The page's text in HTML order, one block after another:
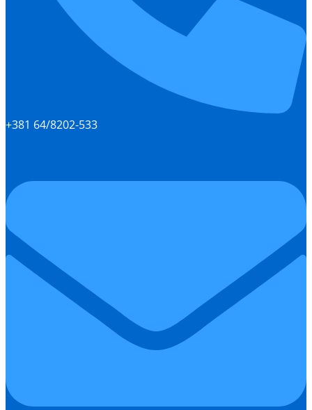
+381 64/8202-533